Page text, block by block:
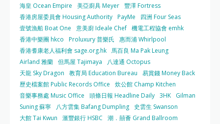
海皇 Ocean Empire
美亞廚具 Meyer 豐澤 Fortress
香港房屋委員會 Housing Authority PayMe
四洲 Four Seas
壹號漁船 Boat One
意美廚 Ideale Chef 機電工程協會 emhk
香港中樂團 hkco
Proluxury 普樂氏
惠而浦 Whirlpool
香港耆康老人福利會 sage.org.hk 馬百良 Ma Pak Leung
Airland 雅蘭 但馬屋 Tajimaya
八達通 Octopus
天龍 Sky Dragon
教育局 Education Bureau
易賞錢 Money Back
歷史檔案館 Public Records Office
炊公館 Champ Kitchen
音樂事務處 Music Office
頭條日報 Headline Daily 3HK
Gilman
Suning 蘇寧
八方雲集 Bafang Dumpling
史雲生 Swanson
大館 Tai Kwun
滙豐銀行 HSBC
潮．囍薈 Grand Ballroom